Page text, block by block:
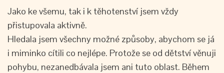
Jako ke všemu, tak i k těhotenství jsem vždy
přistupovala aktivně.
Hledala jsem všechny možné způsoby, abychom se já
i miminko cítili co nejlépe. Protože se od dětství věnuji
pohybu, nezanedbávala jsem ani tuto oblast. Během